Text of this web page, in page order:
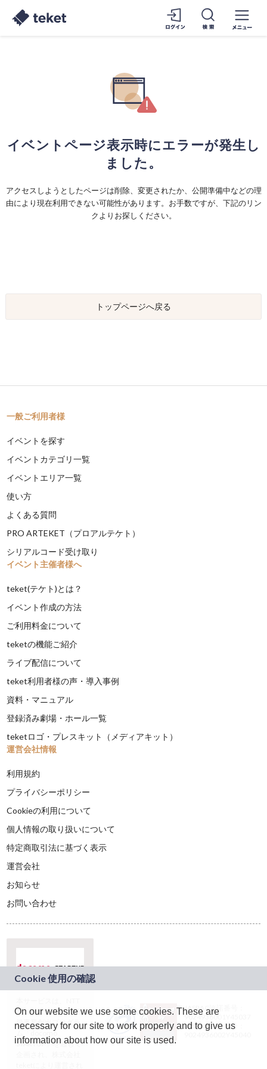
イベントページ表示時にエラーが発生し
ました。
アクセスしようとしたページは削除、変更されたか、公開準備中などの理
由により現在利用できない可能性があります。お手数ですが、下記のリン
クよりお探しください。
トップページへ戻る
一般ご利用者様
イベントを探す
イベントカテゴリ一覧
イベントエリア一覧
使い方
よくある質問
PRO ARTEKET（プロアルテケト）
シリアルコード受け取り
イベント主催者様へ
teket(テケト)とは？
イベント作成の方法
ご利用料金について
teketの機能ご紹介
ライブ配信について
teket利用者様の声・導入事例
資料・マニュアル
登録済み劇場・ホール一覧
teketロゴ・プレスキット（メディアキット）
運営会社情報
利用規約
プライバシーポリシー
Cookieの利用について
個人情報の取り扱いについて
特定商取引法に基づく表示
運営会社
お知らせ
お問い合わせ
ドコモグループの新
規事業創出プログラ
ム「docomo
STARTUP」を通じて
JASRAC許諾番号：
9024936001Y45037
JASRAC許諾番号：
On our website we use some cookies. These are
necessary for our site to work properly and to give us
information about how our site is used.